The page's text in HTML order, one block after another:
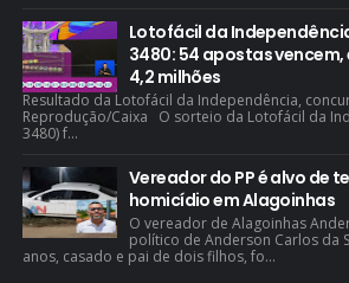
Lotofácil da
3480: 54 apostas vencem,
4,2 milhões
Resultado da Lotofácil da Independência,
Reprodução/Caixa O sorteio da Lotofácil da
3480) f...
Vereador do PP é alvo de
homicídio em Alagoinhas
O vereador de Alagoinhas
político de Anderson Carlos da
anos, casado e pai de dois filhos, fo...